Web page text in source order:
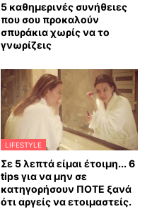
5 καθημερινές συνήθειες
που σου προκαλούν
σπυράκια χωρίς να το
γνωρίζεις
LIFESTYLE
Σε 5 λεπτά είμαι έτοιμη... 6
tips για να μην σε
κατηγορήσουν ΠΟΤΕ ξανά
ότι αργείς να ετοιμαστείς.